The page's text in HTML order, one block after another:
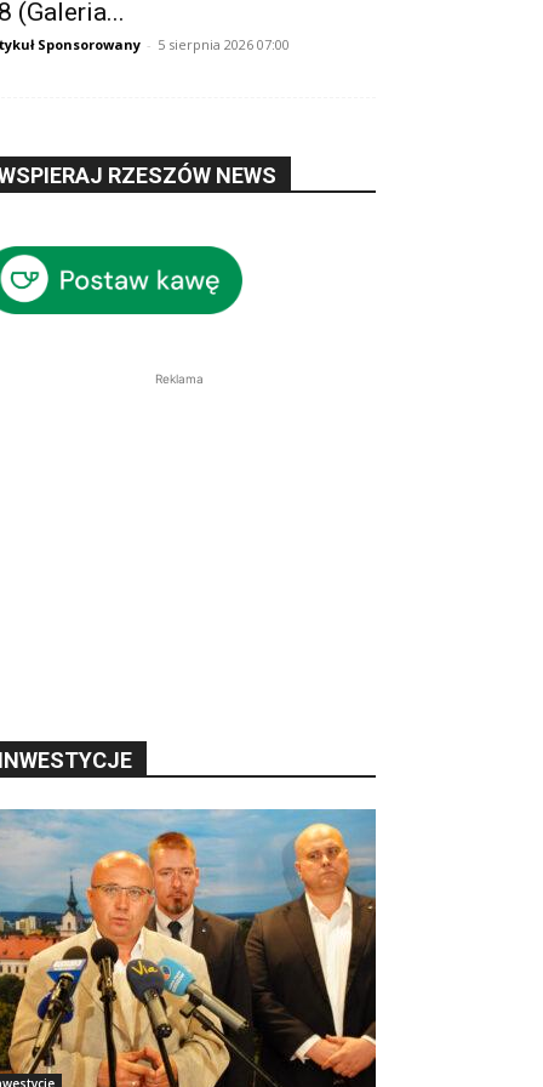
(Galeria...
Sponsorowany - 5 sierpnia 2026 07:00
RZESZÓW NEWS
Reklama